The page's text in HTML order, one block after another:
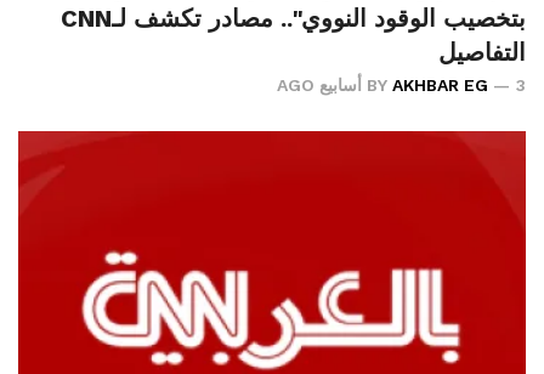
بتخصيب الوقود النووي".. مصادر تكشف لـCNN
التفاصيل
BY AKHBAR EG 3 أسابيع AGO